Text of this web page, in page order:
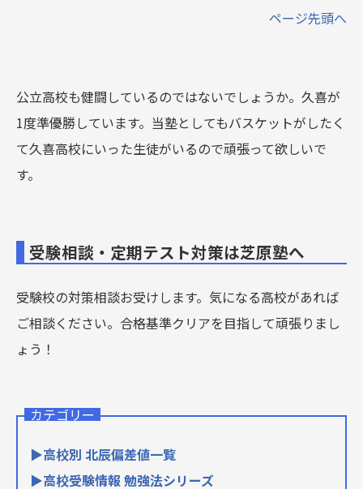
ページ先頭へ
公立高校も健闘しているのではないでしょうか。久喜が
1度準優勝しています。当塾としてもバスケットがしたく
て久喜高校にいった生徒がいるので頑張って欲しいで
す。
受験相談・定期テスト対策は芝原塾へ
受験校の対策相談お受けします。気になる高校があれば
ご相談ください。合格基準クリアを目指して頑張りまし
ょう！
カテゴリー
▶高校別 北辰偏差値一覧
▶高校受験情報 勉強法シリーズ